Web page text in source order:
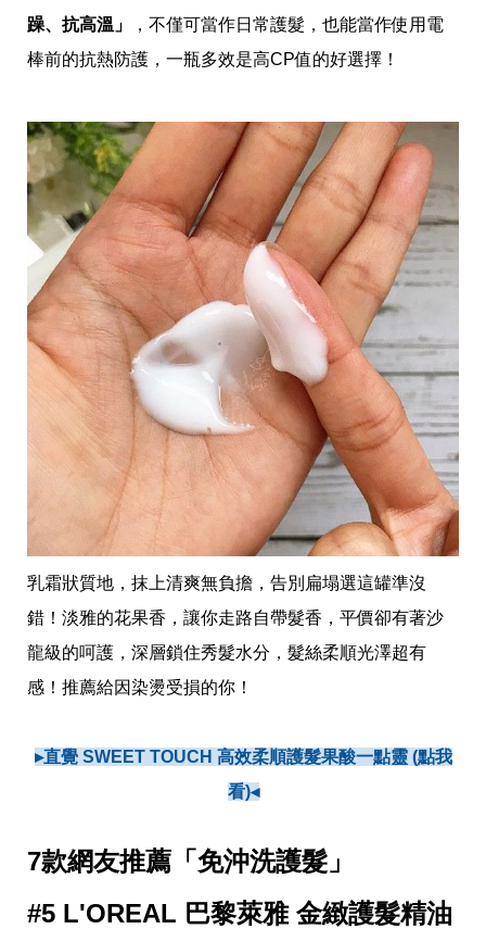
躁、抗高溫」
，不僅可當作日常護髮，也能當作使用電
棒前的抗熱防護，一瓶多效是高CP值的好選擇！
乳霜狀質地，抹上清爽無負擔，告別扁塌選這罐準沒
錯！淡雅的花果香，讓你走路自帶髮香，平價卻有著沙
龍級的呵護，深層鎖住秀髮水分，髮絲柔順光澤超有
感！推薦給因染燙受損的你！
▸直覺 SWEET TOUCH 高效柔順護髮果酸一點靈 (點我
看)◂
7款網友推薦「免沖洗護髮」
#5 L'OREAL 巴黎萊雅 金緻護髮精油